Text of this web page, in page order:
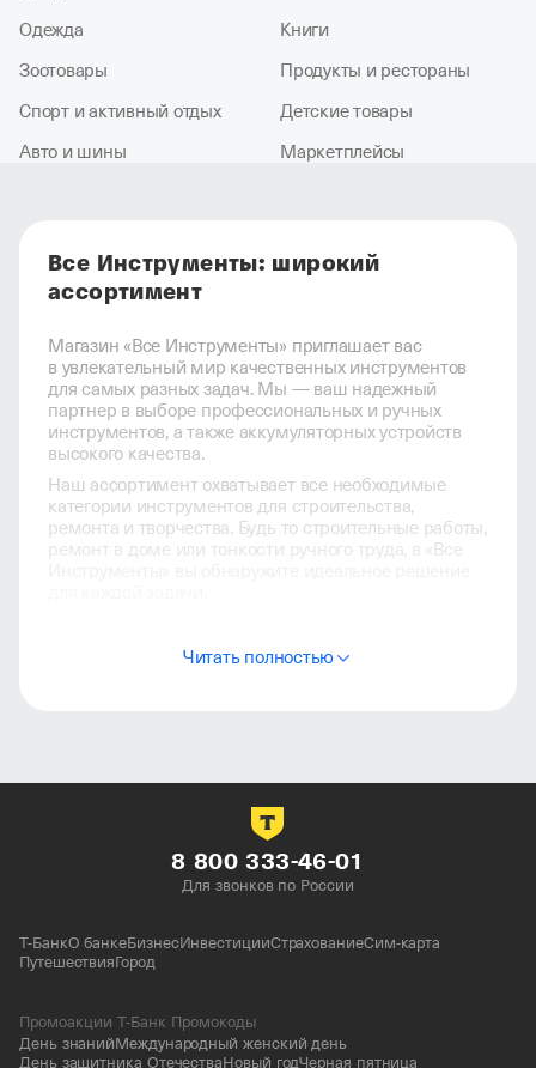
Одежда Книги
Зоотовары Продукты и рестораны
Спорт и активный отдых Детские товары
Авто и шины Маркетплейсы
Все Инструменты: широкий
ассортимент
Магазин «Все Инструменты» приглашает вас
в увлекательный мир качественных инструментов
для самых разных задач. Мы — ваш надежный
партнер в выборе профессиональных и ручных
инструментов, а также аккумуляторных устройств
высокого качества.
Наш ассортимент охватывает все необходимые
категории инструментов для строительства,
ремонта и творчества. Будь то строительные работы,
ремонт в доме или тонкости ручного труда, в «Все
«Все Инструменты» — это не просто магазин, это
место, где воплощаются ваши творческие
и строительные идеи. Покупайте инструменты у нас
и обретайте свободу в своих проектах.
Читать полностью
8 800 333-46-01
Для звонков по России
Т-БанкО банкеБизнесИнвестицииСтрахованиеСим-карта
ПутешествияГород
Промоакции Т-Банк Промокоды
День знанийМеждународный женский день
День защитника ОтечестваНовый годЧерная пятница